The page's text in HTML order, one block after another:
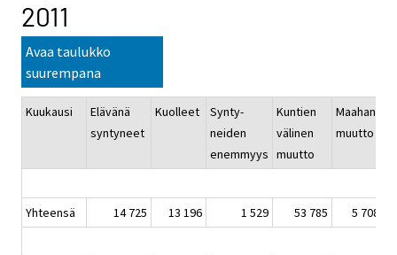
2011
Avaa taulukko
suurempana
Kuukausi
Elävänä
syntyneet
Kuolleet
Synty-
neiden
enemmyys
Kuntien
välinen
muutto
Maahan-
muutto
Yhteensä 14 725 13 196 1 529 53 785 5 708